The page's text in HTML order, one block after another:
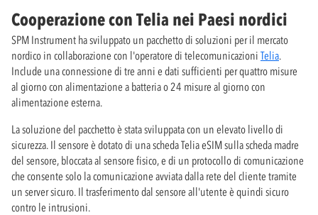
Cooperazione con Telia nei Paesi nordici
SPM Instrument ha sviluppato un pacchetto di soluzioni per il mercato
nordico in collaborazione con l'operatore di telecomunicazioni Telia.
Include una connessione di tre anni e dati sufficienti per quattro misure
al giorno con alimentazione a batteria o 24 misure al giorno con
alimentazione esterna.
La soluzione del pacchetto è stata sviluppata con un elevato livello di
sicurezza. Il sensore è dotato di una scheda Telia eSIM sulla scheda madre
del sensore, bloccata al sensore fisico, e di un protocollo di comunicazione
che consente solo la comunicazione avviata dalla rete del cliente tramite
un server sicuro. Il trasferimento dal sensore all'utente è quindi sicuro
contro le intrusioni.